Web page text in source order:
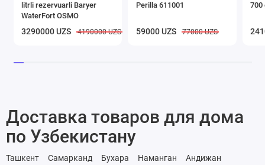
litrli rezervuarli Baryer
WaterFort OSMO
3290000 UZS 4190000 UZS
Perilla 611001
59000 UZS 77000 UZS
700
Доставка товаров для дома
по Узбекистану
Ташкент Самарканд Бухара Наманган
Андижан